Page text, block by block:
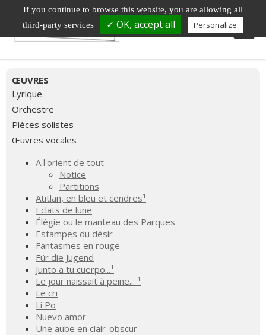
ŒUVRES
Lyrique
Orchestre
Pièces solistes
Œuvres vocales
A l'orient de tout
Notice
Partitions
Atitlan, en bleu et cendres¹
Eclats de lune
Élégie ou le manteau des Parques
Estampes du désir
Fantasmes en rouge
Für die Jugend
Junto a tu cuerpo...¹
Le jour naissait à peine... ¹
Le cri
Li Po
Nuevo amor
Une aube en clair-obscur
If you continue to browse this website, you are allowing all
third-party services
✓ OK, accept all Personalize